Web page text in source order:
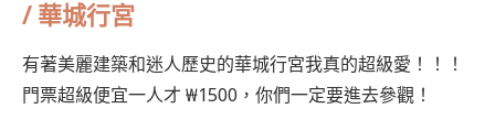
/ 華城行宮
有著美麗建築和迷人歷史的華城行宮我真的超級愛！！！
門票超級便宜一人才 ₩1500，你們一定要進去參觀！